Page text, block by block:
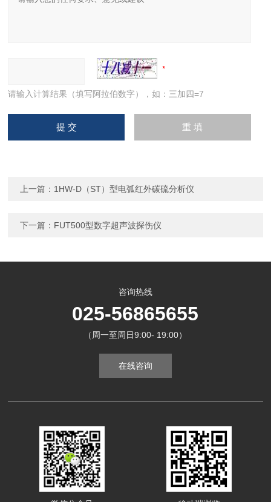
请输入计算结果（填写阿拉伯数字），如：三加四=7
上一篇： 1HW-D（ST）型电弧红外碳硫分析仪
下一篇： FUT500型数字超声波探伤仪
咨询热线
025-56865655
（周一至周日9:00- 19:00）
在线咨询